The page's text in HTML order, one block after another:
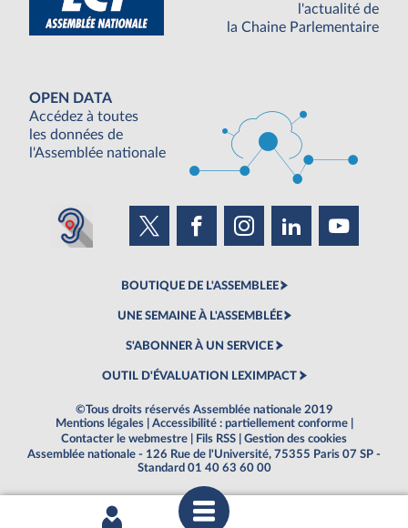
l'actualité de
la Chaine Parlementaire
OPEN DATA
Accédez à toutes
les données de
l'Assemblée nationale
BOUTIQUE DE L'ASSEMBLEE
UNE SEMAINE À L'ASSEMBLÉE
S'ABONNER À UN SERVICE
OUTIL D'ÉVALUATION LEXIMPACT
©Tous droits réservés Assemblée nationale 2019
Mentions légales
Accessibilité : partiellement conforme
Contacter le webmestre
Fils RSS
Gestion des cookies
Assemblée nationale - 126 Rue de l'Université, 75355 Paris 07 SP -
Standard 01 40 63 60 00